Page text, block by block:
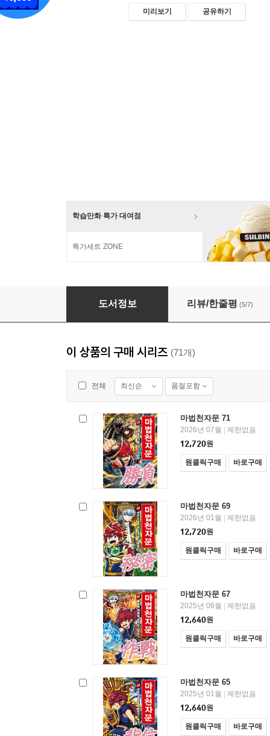
미리보기 공유하기
학습만화 특가 대여점
특가세트 ZONE
마법천자문 29
도서정보 리뷰/한줄평 (5/7)
이 상품의 구매 시리즈 (71개)
전체 최신순 품절포함
마법천자문 71
2026년 07월
제한없음
12,720원
원클릭구매 바로구매
마법천자문 69
2026년 01월
제한없음
12,720원
원클릭구매 바로구매
마법천자문 67
2025년 06월
제한없음
12,640원
원클릭구매 바로구매
마법천자문 65
2025년 01월
제한없음
12,640원
원클릭구매 바로구매